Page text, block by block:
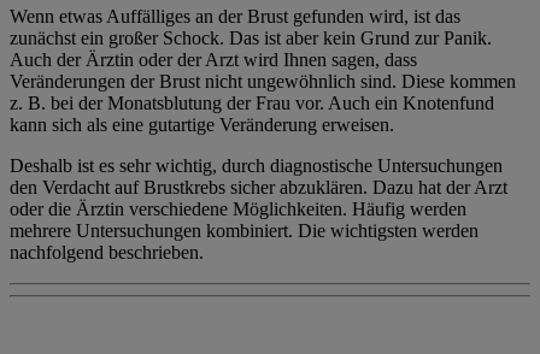
Wenn etwas Auffälliges an der Brust gefunden wird, ist das
zunächst ein großer Schock. Das ist aber kein Grund zur Panik.
Auch der Ärztin oder der Arzt wird Ihnen sagen, dass
Veränderungen der Brust nicht ungewöhnlich sind. Diese kommen
z. B. bei der Monatsblutung der Frau vor. Auch ein Knotenfund
kann sich als eine gutartige Veränderung erweisen.
Deshalb ist es sehr wichtig, durch diagnostische Untersuchungen
den Verdacht auf Brustkrebs sicher abzuklären. Dazu hat der Arzt
oder die Ärztin verschiedene Möglichkeiten. Häufig werden
mehrere Untersuchungen kombiniert. Die wichtigsten werden
nachfolgend beschrieben.